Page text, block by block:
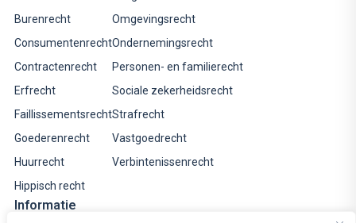
Burenrecht
Consumentenrecht
Contractenrecht
Erfrecht
Faillissementsrecht
Goederenrecht
Huurrecht
Hippisch recht
Omgevingsrecht
Ondernemingsrecht
Personen- en familierecht
Sociale zekerheidsrecht
Strafrecht
Vastgoedrecht
Verbintenissenrecht
Informatie